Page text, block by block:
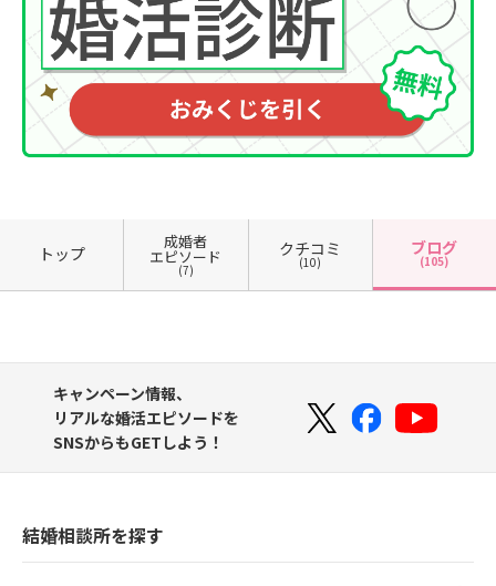
トップ
成婚者
エピソード
(7)
クチコミ
(10)
ブログ
(105)
キャンペーン情報、
リアルな婚活エピソードを
SNSからもGETしよう！
結婚相談所を探す